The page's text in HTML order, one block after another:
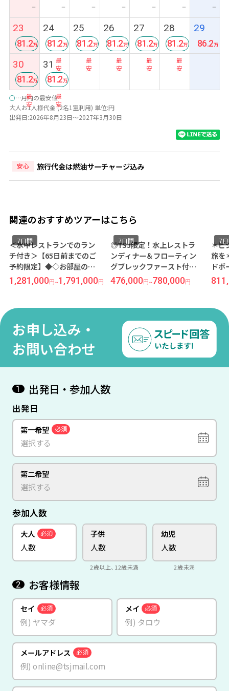
ー ー ー ー ー ー ー
23
81.2
24
最
安
81.2
25
最
安
81.2
26
最
安
81.2
27
最
安
81.2
28
最
安
81.2
29
86.2
30
最
安
81.2
31
最
安
81.2
○…月内の最安値
大人お1人様代金 (2名1室利用) 単位:円
出発日:2026年8月23日～2027年3月30日
安心 旅行代金は燃油サーチャージ込み
関連のおすすめツアーはこちら
＜水中レストランでのラン
チ付き＞【65日前までのご
予約限定】◆◇お部屋の広
さ300㎡超えの高級リゾート
◇◆『クダドゥ プライベー
プールレジデンス1ベッドル
ブ）』に滞在 成田発着 シン
ガポール航空利用 モルディ
ブ7日間
7日間
1,281,000円~1,791,000円
◎TSJ限定！水上レストラ
ンディナー＆フローティン
グブレックファースト付き
◎『ザ レジデンスモルディ
ブ ディグラ（サンライズ側
ールインクルーシブ）』に
滞在 成田発着 カタール航空
利用 モルディブ7日間
7日間
476,000円~780,000円
＊ビ
旅を
ド
ンド
ル
シブ
リラ
ブ7
7
お申し込み・
お問い合わせ
1 出発日・参加人数
出発日
第一希望 必須
第二希望
参加人数
大人 必須 子供
2歳以上、12歳未満
幼児
2歳未満
2 お客様情報
セイ 必須 メイ 必須
メールアドレス 必須